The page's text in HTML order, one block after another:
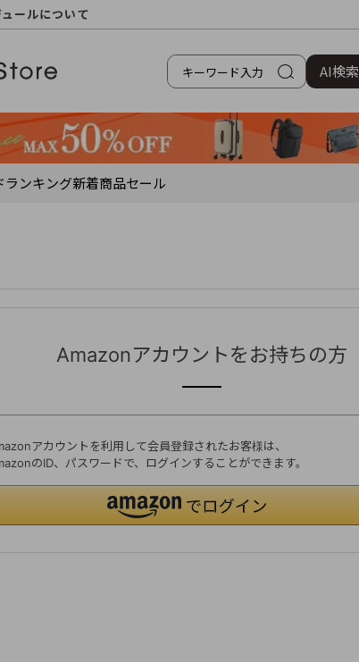
ールについて
響について
）のお知らせ
への影響について
ださい
しまして
まして
ください
AI検索
ランキング新着商品セール
Amazonアカウントをお持ちの方
アカウントを利用して会員登録されたお客様は、
のID、パスワードで、ログインすることができます。